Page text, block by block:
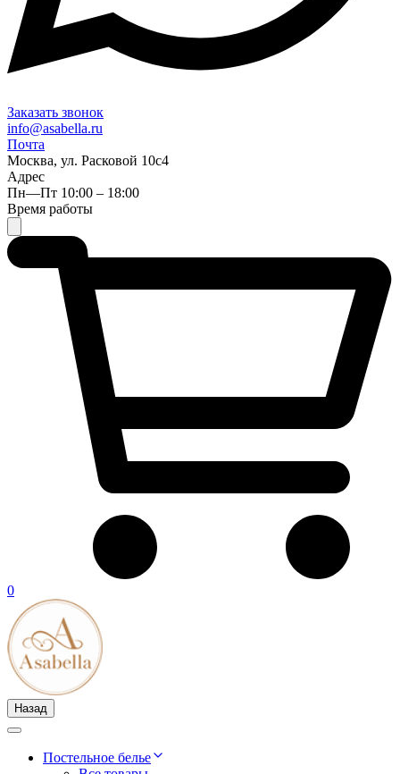
Заказать звонок
info@asabella.ru
Почта
Москва, ул. Расковой 10с4
Адрес
Пн—Пт 10:00 – 18:00
Время работы
0
Назад
Постельное белье